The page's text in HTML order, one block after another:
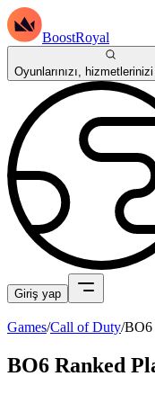
BoostRoyal
Oyunlarınızı, hizmetlerinizi
Giriş yap
Games/Call of Duty/BO6
BO6 Ranked